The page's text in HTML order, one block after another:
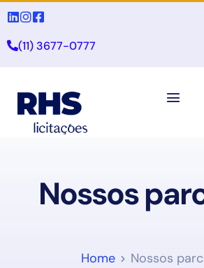
(11) 3677-0777
Nossos
Home Nossos